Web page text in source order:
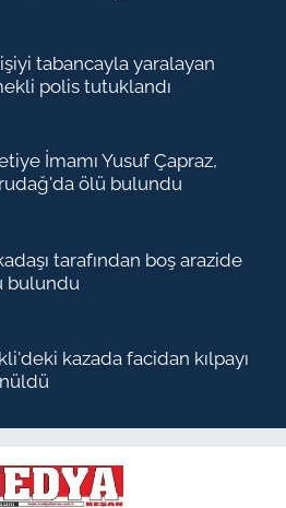
tabancayla yaralayan
polis tutuklandı
İmamı Yusuf Çapraz,
ölü bulundu
tarafından boş arazide
bulundu
kazada facidan kılpayı